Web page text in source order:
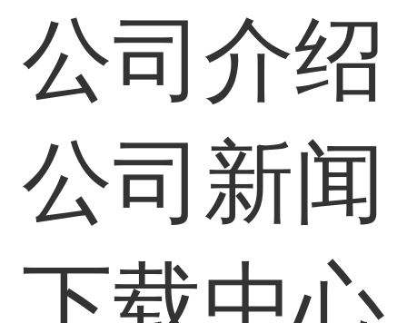
公司介绍
公司新闻